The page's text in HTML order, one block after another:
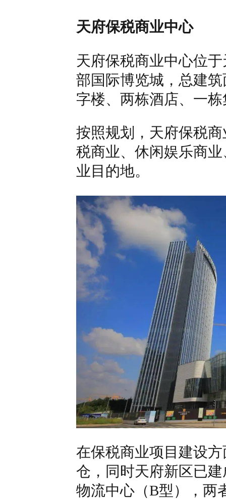
天府保税商业中心
天府保税商业中心位
部国际博览城，总建
字楼、两栋酒店、一
按照规划，天府保税
税商业、休闲娱乐商
业目的地。
在保税商业项目建设
仓，同时天府新区已
物流中心（B型），两